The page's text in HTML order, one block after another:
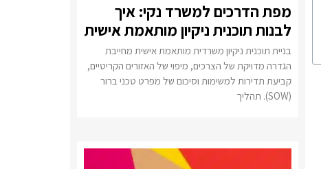
מפת הדרכים למשרד נקי: איך
לבנות תוכנית ניקיון מותאמת אישית
בניית תוכנית ניקיון משרדית מותאמת אישית מחייבת
הגדרה מדויקת של הצרכים, מיפוי של האזורים הקריטיים,
קביעת תדירות למשימות וסיכום של מפרט טכני ברור
(SOW). תהליך